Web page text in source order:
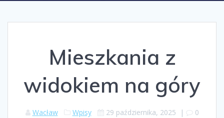
Mieszkania z
widokiem na góry
Wacław Wpisy 29 października, 2025 | 0